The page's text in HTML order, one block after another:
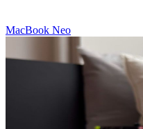
MacBook Neo